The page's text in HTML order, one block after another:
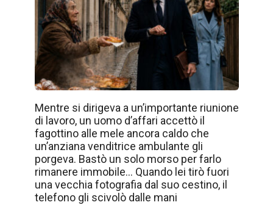
Mentre si dirigeva a un’importante riunione
di lavoro, un uomo d’affari accettò il
fagottino alle mele ancora caldo che
un’anziana venditrice ambulante gli
porgeva. Bastò un solo morso per farlo
rimanere immobile… Quando lei tirò fuori
una vecchia fotografia dal suo cestino, il
telefono gli scivolò dalle mani